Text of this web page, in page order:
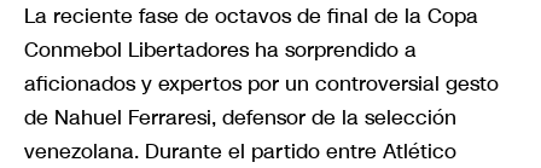
La reciente fase de octavos de final de la Copa
Conmebol Libertadores ha sorprendido a
aficionados y expertos por un controversial gesto
de Nahuel Ferraresi, defensor de la selección
venezolana. Durante el partido entre Atlético